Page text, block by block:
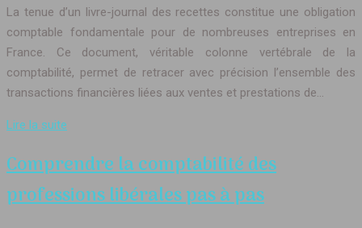
La tenue d’un livre-journal des recettes constitue une obligation
comptable fondamentale pour de nombreuses entreprises en
France. Ce document, véritable colonne vertébrale de la
comptabilité, permet de retracer avec précision l’ensemble des
transactions financières liées aux ventes et prestations de…
Lire la suite
Comprendre la comptabilité des
professions libérales pas à pas